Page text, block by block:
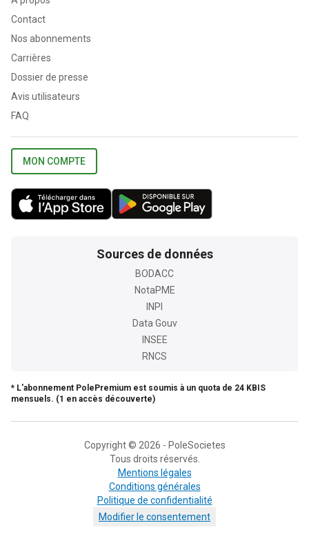
Contact
Nos abonnements
Carrières
Dossier de presse
Avis utilisateurs
FAQ
MON COMPTE
Sources de données
BODACC
NotaPME
INPI
Data Gouv
INSEE
RNCS
* L'abonnement PolePremium est soumis à un quota de 24 KBIS
mensuels. (1 en accès découverte)
Copyright © 2026 - PoleSocietes
Tous droits réservés.
Mentions légales
Conditions générales
Politique de confidentialité
Modifier le consentement